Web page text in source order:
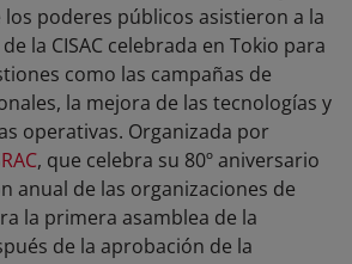
poderes públicos asistieron a la
la CISAC celebrada en Tokio para
como las campañas de
la mejora de las tecnologías y
operativas. Organizada por
, que celebra su 80º aniversario
anual de las organizaciones de
la primera asamblea de la
de la aprobación de la